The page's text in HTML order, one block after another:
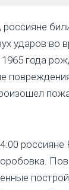
ударов во
года